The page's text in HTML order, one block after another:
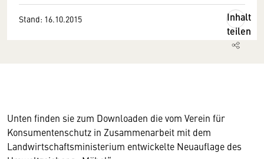
Stand: 16.10.2015
Inhalt
teilen
Unten finden sie zum Downloaden die vom Verein für
Konsumentenschutz in Zusammenarbeit mit dem
Landwirtschaftsministerium entwickelte Neuauflage des